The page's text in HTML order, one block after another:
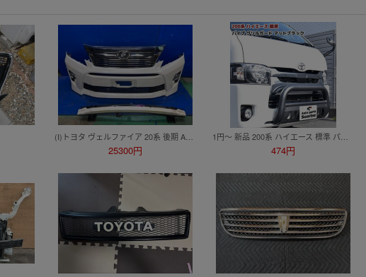
(I)トヨタ ヴェルファイア 20系 後期 ANH20/ANH25/GGH20/GGH25 フロントバンパー/フォグ付 純正 52119-58400 シロ/070※個人宅不可(2019）
25300円
1円～ 新品 200系 ハイエース 標準 パイプ グリル ガード マット ブラック スキッド プレート 付き U字型 ブッシュ バー バンパー ガード
474円